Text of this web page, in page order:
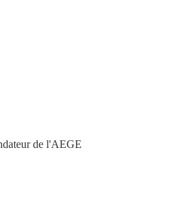
de l'AEGE